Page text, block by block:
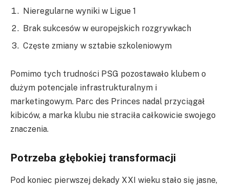
Nieregularne wyniki w Ligue 1
Brak sukcesów w europejskich rozgrywkach
Częste zmiany w sztabie szkoleniowym
Pomimo tych trudności PSG pozostawało klubem o
dużym potencjale infrastrukturalnym i
marketingowym. Parc des Princes nadal przyciągał
kibiców, a marka klubu nie straciła całkowicie swojego
znaczenia.
Potrzeba głębokiej transformacji
Pod koniec pierwszej dekady XXI wieku stało się jasne,